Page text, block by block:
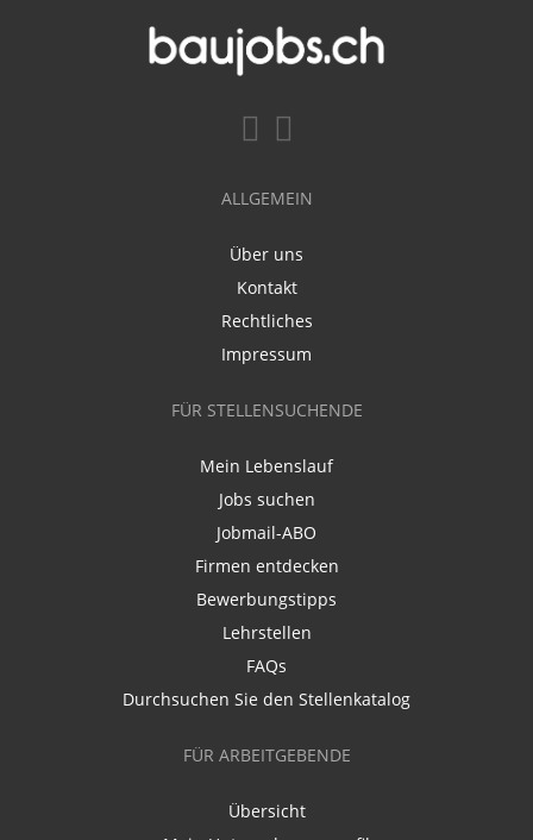
ALLGEMEIN
Über uns
Kontakt
Rechtliches
Impressum
FÜR STELLENSUCHENDE
Mein Lebenslauf
Jobs suchen
Jobmail-ABO
Firmen entdecken
Bewerbungstipps
Lehrstellen
FAQs
Durchsuchen Sie den Stellenkatalog
FÜR ARBEITGEBENDE
Übersicht